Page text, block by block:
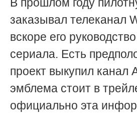
заказывал телеканал
вскоре его
сериала. Есть
проект выкупил канал
эмблема стоит в
официально эта